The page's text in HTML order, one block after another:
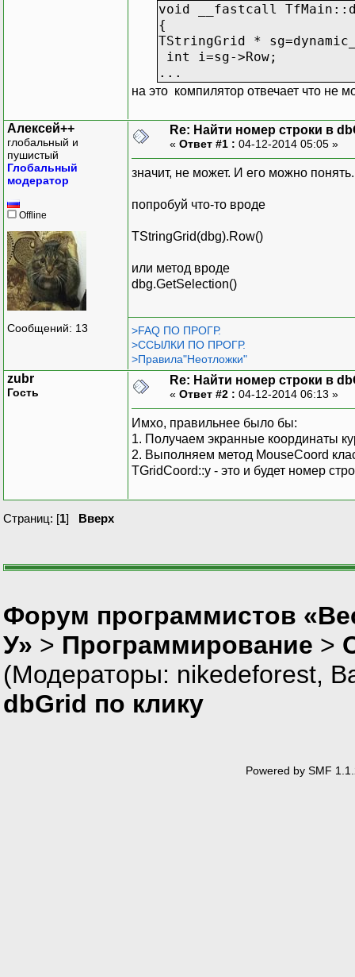
void __fastcall
{
TStringGrid *
int i=sg->Row;
...
на это компилятор отвечает что не
Алексей++
глобальный и
пушистый
Глобальный
модератор
Offline
Сообщений: 13
Re: Найти номер строки в
« Ответ #1 : 04-12-2014 05:05 »
значит, не может. И его можно понять.
попробуй что-то вроде
TStringGrid(dbg).Row()
или метод вроде
dbg.GetSelection()
>FAQ ПО ПРОГР.
>ССЫЛКИ ПО ПРОГР.
>Правила"Неотложки"
zubr
Гость
Re: Найти номер строки в
« Ответ #2 : 04-12-2014 06:13 »
Имхо, правильнее было бы:
1. Получаем экранные координаты
2. Выполняем метод MouseCoord
TGridCoord::y - это и будет номер
Страниц: [1] Вверх
Форум программистов
У» > Программирование >
(Модераторы: nikedeforest,
dbGrid по клику
Powered by SMF